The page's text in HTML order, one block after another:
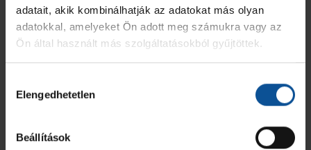
adatait, akik kombinálhatják az adatokat más olyan
adatokkal, amelyeket Ön adott meg számukra vagy az
Ön által használt más szolgáltatásokból gyűjtöttek.
kiválasztása
Elengedhetetlen
Beállítások